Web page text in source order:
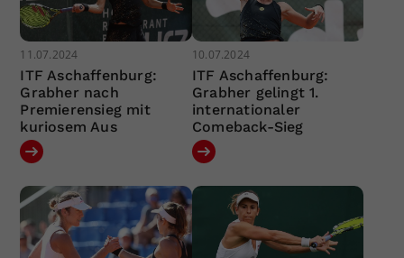
11.07.2024
ITF Aschaffenburg:
Grabher nach
Premierensieg mit
kuriosem Aus
10.07.2024
ITF Aschaffenburg:
Grabher gelingt 1.
internationaler
Comeback-Sieg